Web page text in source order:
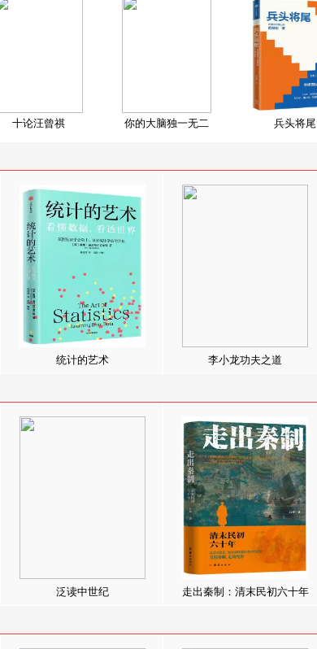
十论汪曾祺 你的大脑独一无二 兵头将尾
统计的艺术 李小龙功夫之道
泛读中世纪 走出秦制：清末民初六十年